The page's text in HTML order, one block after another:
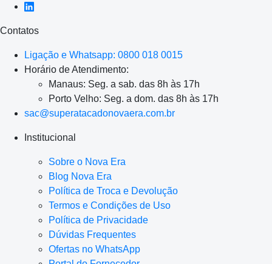
Contatos
Ligação e Whatsapp: 0800 018 0015
Horário de Atendimento:
Manaus: Seg. a sab. das 8h às 17h
Porto Velho: Seg. a dom. das 8h às 17h
sac@superatacadonovaera.com.br
Institucional
Sobre o Nova Era
Blog Nova Era
Política de Troca e Devolução
Termos e Condições de Uso
Política de Privacidade
Dúvidas Frequentes
Ofertas no WhatsApp